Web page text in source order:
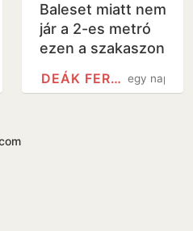
Baleset miatt nem
jár a 2-es metró
ezen a szakaszon
egy nap
DEÁK FERENC TÉR METRÓÁLLOMÁS